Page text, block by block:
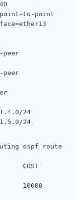
to-point
peer
peer
24
ospf route
COST
10000